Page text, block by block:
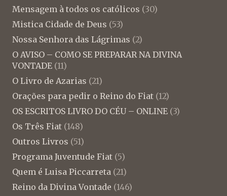
Mensagem à todos os católicos (30)
Mistica Cidade de Deus (53)
Nossa Senhora das Lágrimas (2)
O AVISO – COMO SE PREPARAR NA DIVINA
VONTADE (11)
O Livro de Azarias (21)
Orações para pedir o Reino do Fiat (12)
OS ESCRITOS LIVRO DO CÉU – ONLINE (3)
Os Três Fiat (148)
Outros Livros (51)
Programa Juventude Fiat (5)
Quem é Luisa Piccarreta (21)
Reino da Divina Vontade (146)